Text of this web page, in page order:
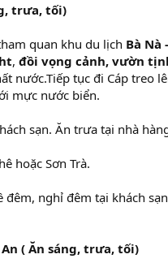
trưa, tối)
quan khu du lịch Bà Nà
, đồi vọng cảnh, vườn
nước.Tiếp tục đi Cáp treo
mực nước biển.
sạn. Ăn trưa tại nhà
hoặc Sơn Trà.
nghỉ đêm tại khách
An ( Ăn sáng, trưa, tối)